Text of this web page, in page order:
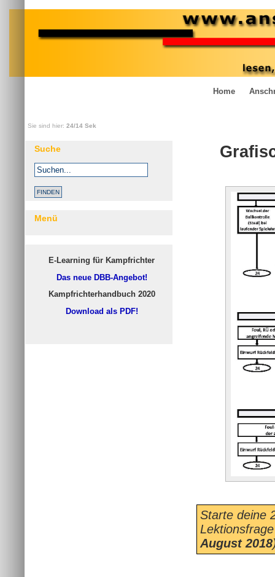
Home
Sie sind hier: 24/14 Sek
Starte deine
August 2018
Suche
Menü
E-Learning für Kampfrichter
Das neue DBB-Angebot!
Kampfrichterhandbuch 2020
Download als PDF!